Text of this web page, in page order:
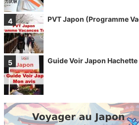
PVT Japon (Programme
Guide Voir Japon